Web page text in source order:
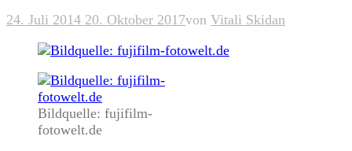
24. Juli 2014 20. Oktober 2017von Vitali Skidan
Bildquelle: fujifilm-
fotowelt.de